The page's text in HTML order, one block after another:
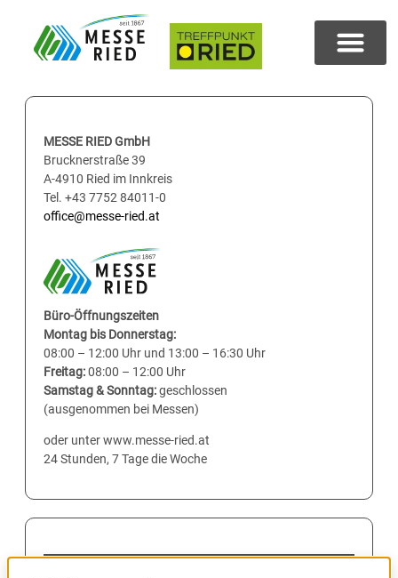
MESSE RIED GmbH
Brucknerstraße 39
A-4910 Ried im Innkreis
Tel. +43 7752 84011-0
office@messe-ried.at
Büro-Öffnungszeiten
Montag bis Donnerstag:
08:00 – 12:00 Uhr und 13:00 – 16:30 Uhr
Freitag:08:00 – 12:00 Uhr
Samstag & Sonntag:geschlossen
(ausgenommen bei Messen)
oder unter www.messe-ried.at
24 Stunden, 7 Tage die Woche